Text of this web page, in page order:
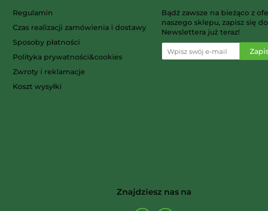
AMIGO Spiel
Regulamin
Czas realizacji zamówienia i dostawy
Sposoby płatności
Polityka prywatności&cookies
Zwroty i reklamacje
Koszt wysyłki
Bądź zawsze na bieżąco z
naszego sklepu, zapisz się do
Newslettera już teraz!
Znajdziesz nas na